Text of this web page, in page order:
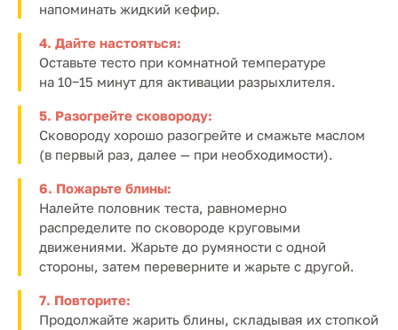
напоминать жидкий кефир.
4. Дайте настояться:
Оставьте тесто при комнатной температуре
на 10−15 минут для активации разрыхлителя.
5. Разогрейте сковороду:
Сковороду хорошо разогрейте и смажьте маслом
(в первый раз, далее — при необходимости).
6. Пожарьте блины:
Налейте половник теста, равномерно
распределите по сковороде круговыми
движениями. Жарьте до румяности с одной
стороны, затем переверните и жарьте с другой.
7. Повторите:
Продолжайте жарить блины, складывая их стопкой